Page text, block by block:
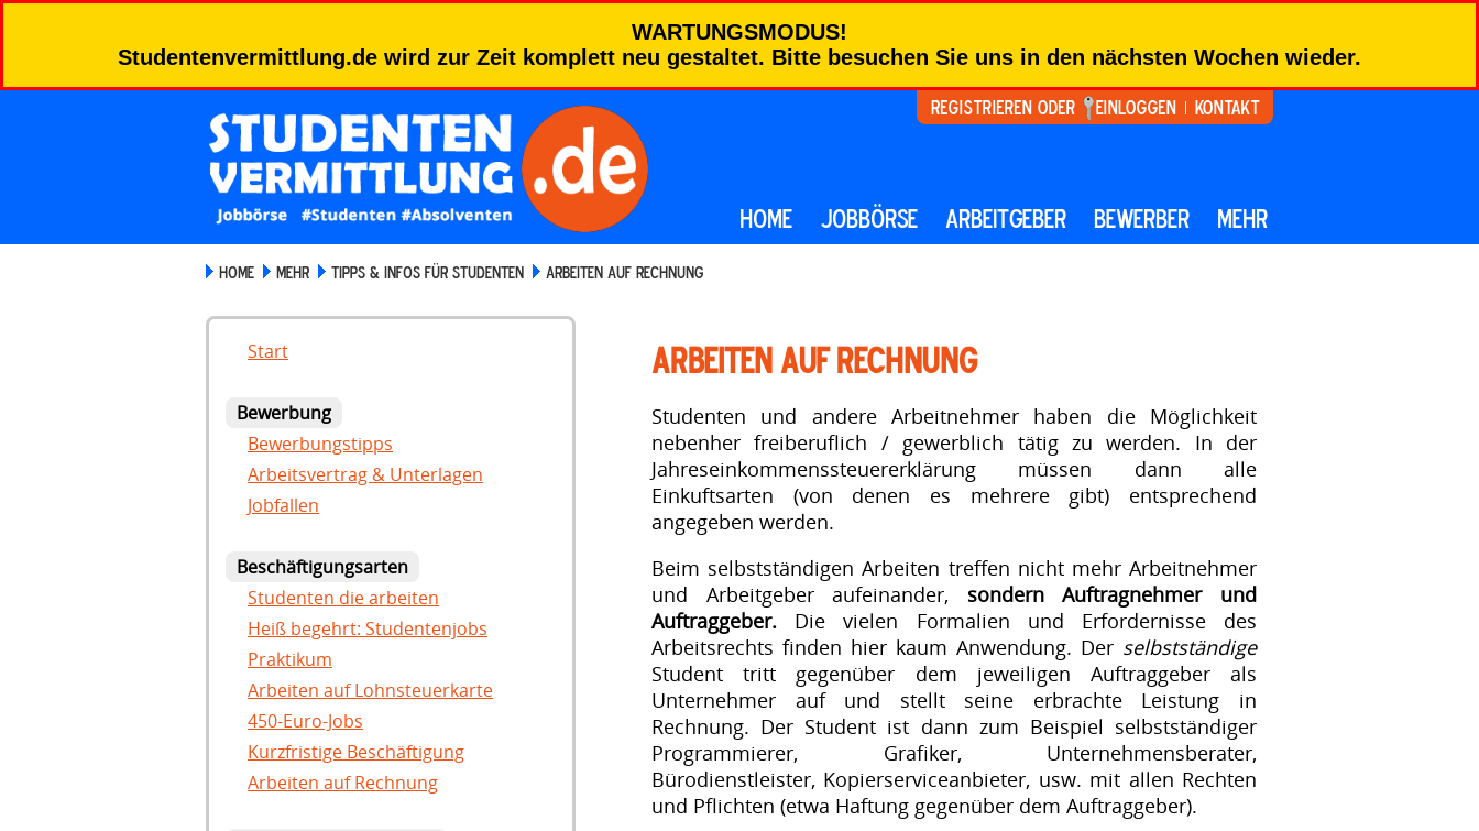
WARTUNGSMODUS!
Studentenvermittlung.de wird zur Zeit komplett neu gestaltet. Bitte besuchen Sie uns in den nächsten Wochen wieder.
Registrieren oder Einloggen Kontakt
HOME JOBBÖRSE ARBEITGEBER BEWERBER MEHR
HOME MEHR TIPPS & INFOS FÜR STUDENTEN ARBEITEN AUF RECHNUNG
Start
Bewerbung
Bewerbungstipps
Arbeitsvertrag & Unterlagen
Jobfallen
Beschäftigungsarten
Studenten die arbeiten
Heiß begehrt: Studentenjobs
Praktikum
Arbeiten auf Lohnsteuerkarte
450-Euro-Jobs
Kurzfristige Beschäftigung
Arbeiten auf Rechnung
Arbeiten auf Rechnung
Studenten und andere Arbeitnehmer haben die Möglichkeit
nebenher freiberuflich / gewerblich tätig zu werden. In der
Jahreseinkommenssteuererklärung müssen dann alle
Einkuftsarten (von denen es mehrere gibt) entsprechend
angegeben werden.
Beim selbstständigen Arbeiten treffen nicht mehr Arbeitnehmer
und Arbeitgeber aufeinander, sondern Auftragnehmer und
Auftraggeber. Die vielen Formalien und Erfordernisse des
Arbeitsrechts finden hier kaum Anwendung. Der selbstständige
Student tritt gegenüber dem jeweiligen Auftraggeber als
Unternehmer auf und stellt seine erbrachte Leistung in
Rechnung. Der Student ist dann zum Beispiel selbstständiger
Programmierer, Grafiker, Unternehmensberater,
Bürodienstleister, Kopierserviceanbieter, usw. mit allen Rechten
und Pflichten (etwa Haftung gegenüber dem Auftraggeber).